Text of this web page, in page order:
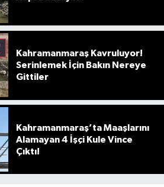
Kahramanmaraş Kavruluyor!
Serinlemek İçin Bakın Nereye
Gittiler
Kahramanmaraş’ta Maaşlarını
Alamayan 4 İşçi Kule Vince
Çıktı!